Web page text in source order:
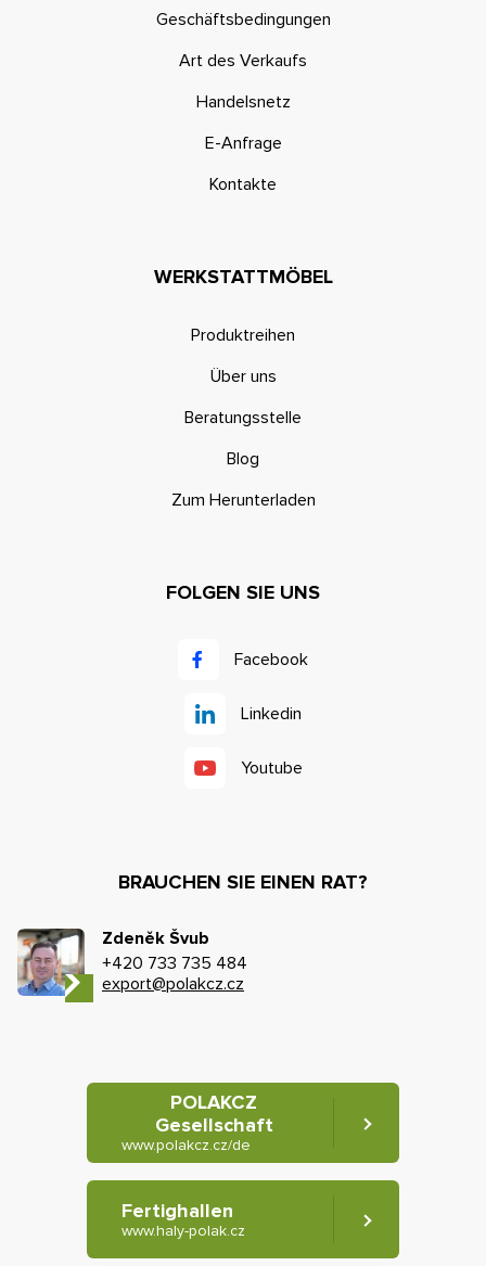
Geschäftsbedingungen
Art des Verkaufs
Handelsnetz
E-Anfrage
Kontakte
WERKSTATTMÖBEL
Produktreihen
Über uns
Beratungsstelle
Blog
Zum Herunterladen
FOLGEN SIE UNS
Facebook
Linkedin
Youtube
BRAUCHEN SIE EINEN RAT?
Zdeněk Švub
+420 733 735 484
export@polakcz.cz
POLAKCZ
Gesellschaft
www.polakcz.cz/de
Fertighallen
www.haly-polak.cz